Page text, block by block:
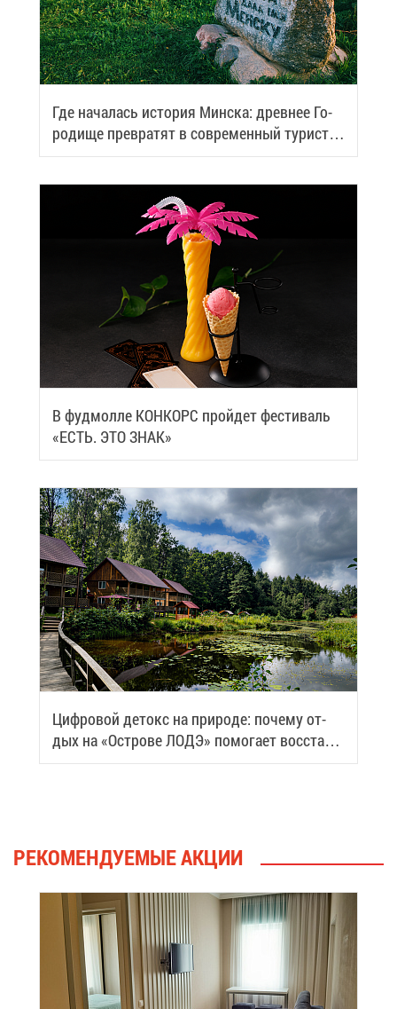
Где на­ча­лась ис­то­рия Мин­ска: древ­нее Го­
ро­ди­ще пре­вра­тят в со­вре­мен­ный ту­ри­сти­
че­ский центр
В фуд­мол­ле КОН­КОРС прой­дет фе­сти­валь
«ЕСТЬ. ЭТО ЗНАК»
Циф­ро­вой де­токс на при­ро­де: по­че­му от­
дых на «Ост­ро­ве ЛОДЭ» по­мо­га­ет вос­ста­но­
вить си­лы
РЕ­КО­МЕН­ДУ­Е­МЫЕ АК­ЦИИ